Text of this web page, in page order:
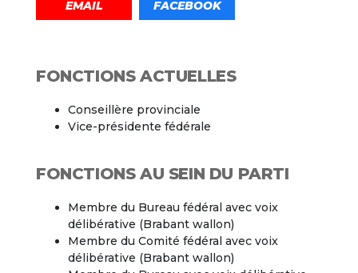
EMAIL FACEBOOK
FONCTIONS ACTUELLES
Conseillère provinciale
Vice-présidente fédérale
FONCTIONS AU SEIN DU PARTI
Membre du Bureau fédéral avec voix
délibérative (Brabant wallon)
Membre du Comité fédéral avec voix
délibérative (Brabant wallon)